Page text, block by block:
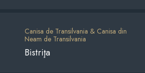
Canisa de Transilvania & Canisa din
Neam de Transilvania
Bistriţa